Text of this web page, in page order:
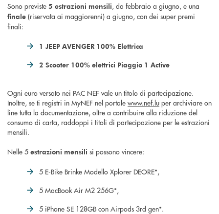
Sono previste 5 estrazioni mensili, da febbraio a giugno, e una
finale (riservata ai maggiorenni) a giugno, con dei super premi
finali:
1 JEEP AVENGER 100% Elettrica
2 Scooter 100% elettrici Piaggio 1 Active
Ogni euro versato nei PAC NEF vale un titolo di partecipazione.
Inoltre, se ti registri in MyNEF nel portale www.nef.lu per archiviare on
line tutta la documentazione, oltre a contribuire alla riduzione del
consumo di carta, raddoppi i titoli di partecipazione per le estrazioni
mensili.
Nelle 5 estrazioni mensili si possono vincere:
5 E-Bike Brinke Modello Xplorer DEORE*,
5 MacBook Air M2 256G*,
5 iPhone SE 128GB con Airpods 3rd gen*.